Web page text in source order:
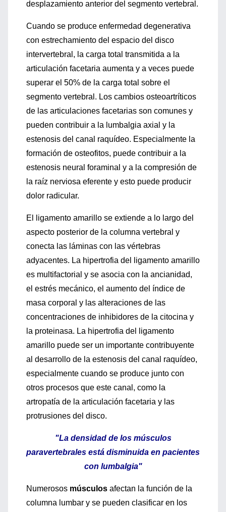
desplazamiento anterior del segmento vertebral.
Cuando se produce enfermedad degenerativa
con estrechamiento del espacio del disco
intervertebral, la carga total transmitida a la
articulación facetaria aumenta y a veces puede
superar el 50% de la carga total sobre el
segmento vertebral. Los cambios osteoartríticos
de las articulaciones facetarias son comunes y
pueden contribuir a la lumbalgia axial y la
estenosis del canal raquídeo. Especialmente la
formación de osteofitos, puede contribuir a la
estenosis neural foraminal y a la compresión de
la raíz nerviosa eferente y esto puede producir
dolor radicular.
El ligamento amarillo se extiende a lo largo del
aspecto posterior de la columna vertebral y
conecta las láminas con las vértebras
adyacentes. La hipertrofia del ligamento amarillo
es multifactorial y se asocia con la ancianidad,
el estrés mecánico, el aumento del índice de
masa corporal y las alteraciones de las
concentraciones de inhibidores de la citocina y
la proteinasa. La hipertrofia del ligamento
amarillo puede ser un importante contribuyente
al desarrollo de la estenosis del canal raquídeo,
especialmente cuando se produce junto con
otros procesos que este canal, como la
artropatía de la articulación facetaria y las
protrusiones del disco.
"La densidad de los músculos
paravertebrales está disminuida en pacientes
con lumbalgia"
Numerosos músculos afectan la función de la
columna lumbar y se pueden clasificar en los